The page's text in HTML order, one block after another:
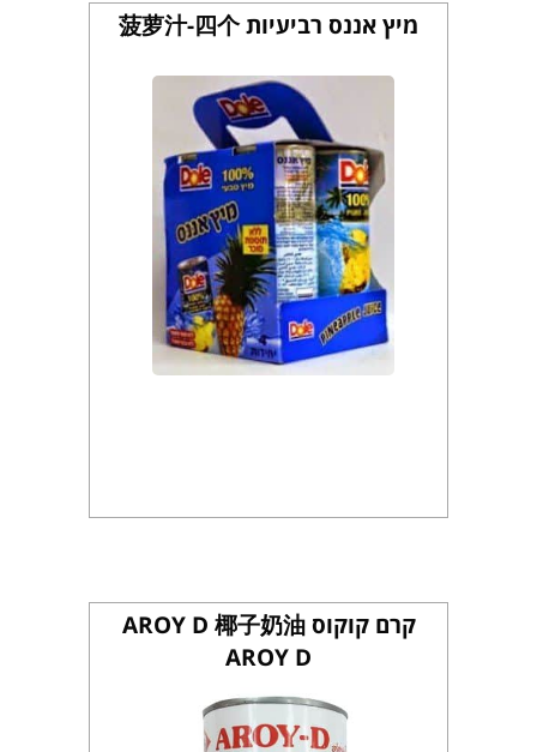
מיץ אננס רביעיות 菠萝汁-四个
קרם קוקוס AROY D 椰子奶油
AROY D